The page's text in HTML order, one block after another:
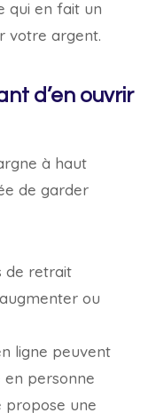
qui en fait un
votre argent.
d’en ouvrir
à haut
de garder
de retrait
ou
ligne peuvent
en personne
propose une